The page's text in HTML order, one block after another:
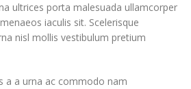
ultrices porta malesuada ullamcorper
iaculis sit. Scelerisque
nisl mollis vestibulum pretium
a a urna ac commodo nam